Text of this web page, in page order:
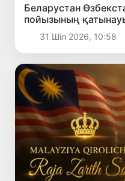
Беларустан
пойызының
31 Шіл 2026, 10:58